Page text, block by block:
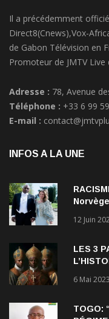
Il a précédemment
Direct8(Cnews),Vox-
de Gabon Télévision en
Promoteur de JMTV Live
Adresse : 78, Avenue
Téléphone : +33 6 99
E-mail :
INFOS A LA UNE
Verrett
12 Juin
LES 3
6 Mai 2023
TOGO: